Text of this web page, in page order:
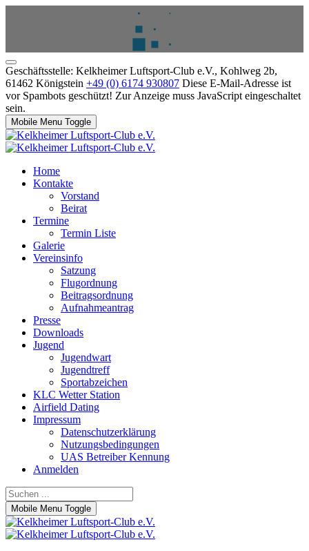
Geschäftsstelle: Kelkheimer Luftsport-Club e.V., Kohlweg 2b,
61462 Königstein +49 (0) 6174 930807 Diese E-Mail-Adresse ist
vor Spambots geschützt! Zur Anzeige muss JavaScript eingeschaltet
sein.
Mobile Menu Toggle
Home
Kontakte
Vorstand
Beirat
Termine
Termin Liste
Galerie
Vereinsinfo
Satzung
Flugordnung
Beitragsordnung
Aufnahmeantrag
Presse
Downloads
Jugend
Jugendwart
Jugendtreff
Sportabzeichen
KLC Wetter Station
Airfield Dating
Impressum
Datenschutzerklärung
Nutzungsbedingungen
UAS Betreiber Kennung
Anmelden
Mobile Menu Toggle